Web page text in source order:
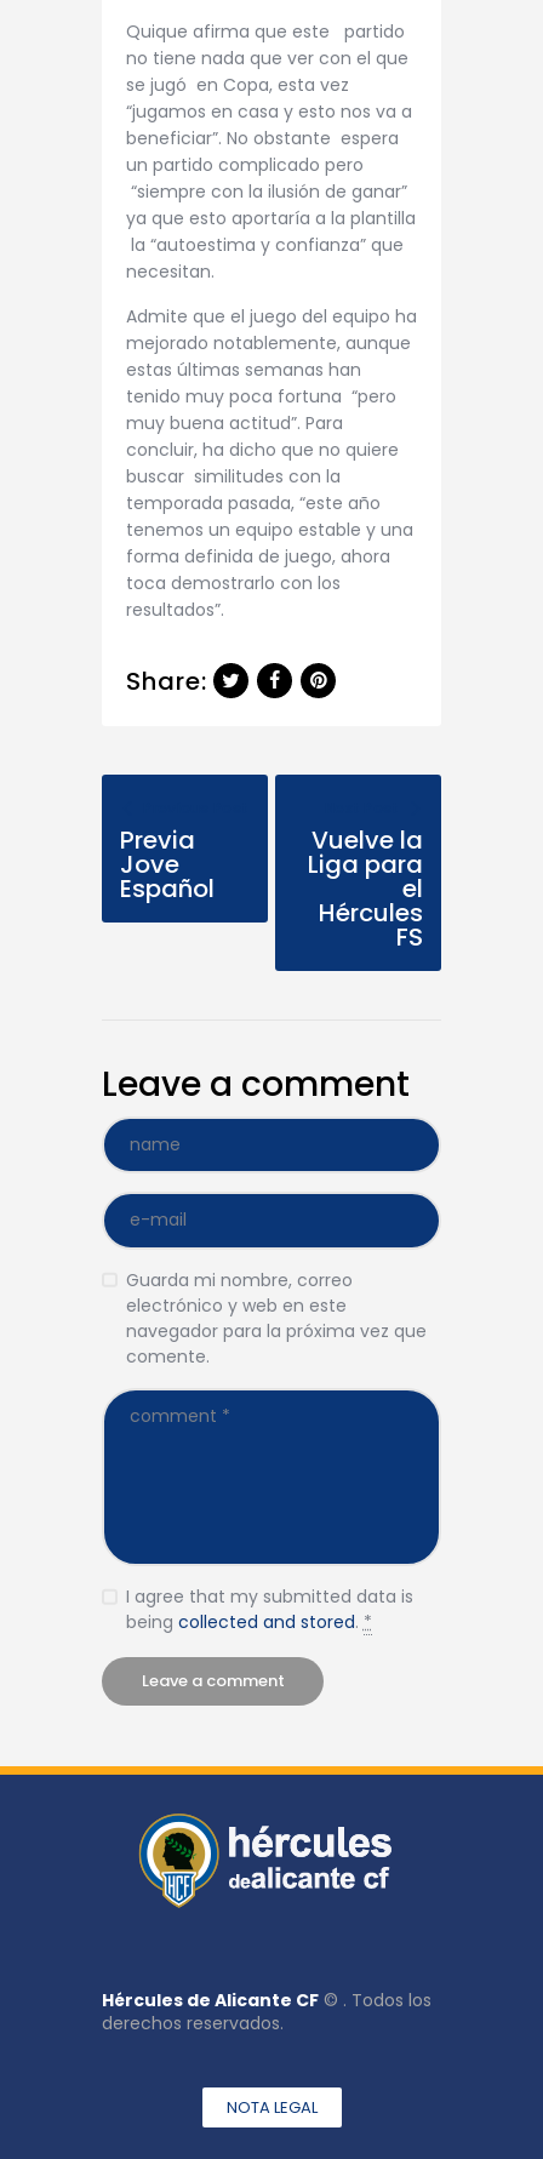
Quique afirma que este partido
no tiene nada que ver con el que
se jugó en Copa, esta vez
“jugamos en casa y esto nos va a
beneficiar”. No obstante espera
un partido complicado pero
“siempre con la ilusión de ganar”
ya que esto aportaría a la plantilla
la “autoestima y confianza” que
necesitan.
Admite que el juego del equipo ha
mejorado notablemente, aunque
estas últimas semanas han
tenido muy poca fortuna “pero
muy buena actitud”. Para
concluir, ha dicho que no quiere
buscar similitudes con la
temporada pasada, “este año
tenemos un equipo estable y una
forma definida de juego, ahora
toca demostrarlo con los
resultados”.
Share:
Previa
Jove
Español
Vuelve la
Liga para
el
Hércules
FS
Leave a comment
Guarda mi nombre, correo
electrónico y web en este
navegador para la próxima vez que
comente.
I agree that my submitted data is
being collected and stored.*
Hércules de Alicante CF © . Todos los
derechos reservados.
NOTA LEGAL